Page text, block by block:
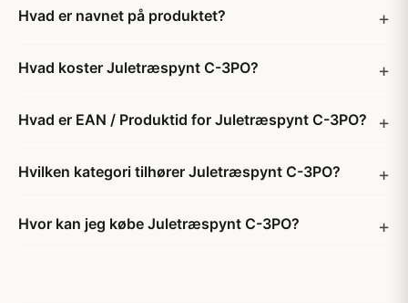
Hvad er navnet på produktet?
Hvad koster Juletræspynt C-3PO?
Hvad er EAN / Produktid for Juletræspynt C-3PO?
Hvilken kategori tilhører Juletræspynt C-3PO?
Hvor kan jeg købe Juletræspynt C-3PO?